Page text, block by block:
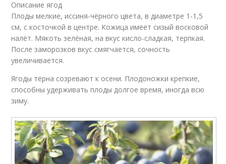
Описание ягод
Плоды мелкие, иссиня-чёрного цвета, в диаметре 1-1,5
см, с косточкой в центре. Кожица имеет сизый восковой
налёт. Мякоть зелёная, на вкус кисло-сладкая, терпкая.
После заморозков вкус смягчается, сочность
увеличивается.
Ягоды тёрна созревают к осени. Плодоножки крепкие,
способны удерживать плоды долгое время, иногда всю
зиму.